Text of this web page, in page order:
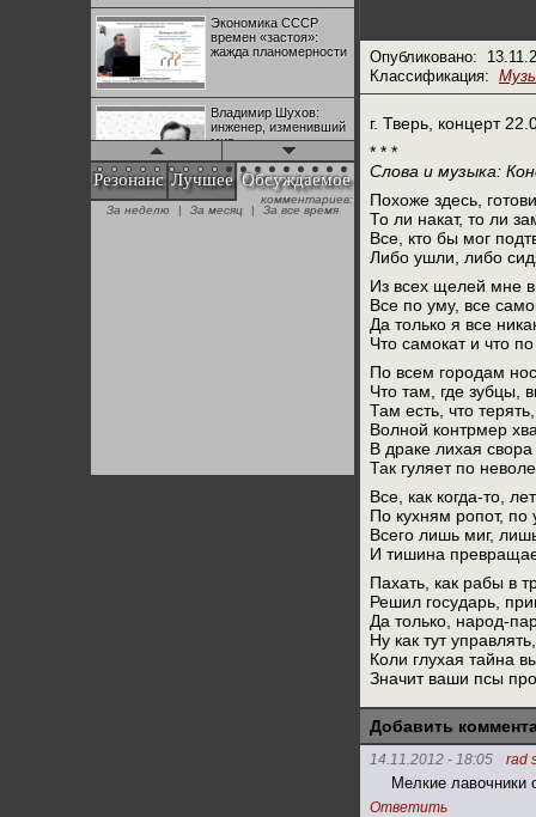
Экономика СССР
времен «застоя»:
жажда планомерности
Владимир Шухов:
инженер, изменивший
мир
"Аркадий Коц" на
эгалите-фесте "Не
Резонанс Лучшее Обсуждаемое
комментариев:
За неделю
| За месяц | За все время
Опубликовано:
Классификация:
г. Тверь, концерт
* * *
Слова и музыка:
Похоже здесь,
То ли накат, то ли
Все, кто бы мог
Либо ушли, либо
Из всех щелей мне
Все по уму, все
Да только я все
Что самокат и что
По всем городам
Что там, где зубцы,
Там есть, что терять,
Волной контрмер
В драке лихая
Так гуляет по
Все, как когда-то,
По кухням ропот, по
Всего лишь миг,
И тишина
Пахать, как рабы в
Решил государь,
Да только, народ-
Ну как тут
Коли глухая тайна
Значит ваши псы
Добавить
14.11.2012 - 18:05 rad
Мелкие лавочники
Ответить